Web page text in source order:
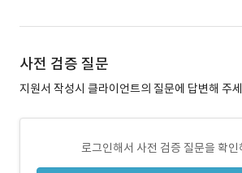
사전 검증 질문
지원서 작성시 클라이언트의 질문에 답변해 주
로그인해서 사전 검증 질문을 확인